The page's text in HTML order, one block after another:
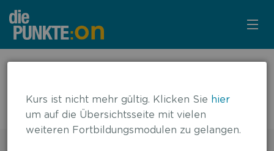
KURSÜBERSICHT
LOGIN
KOSTENLOS ANMELDEN
Typ-1-Diabetes bei Kindern und
Jugendlichen
Kurs ist nicht mehr gültig. Klicken Sie hier
um auf die Übersichtsseite mit vielen
weiteren Fortbildungsmodulen zu gelangen.